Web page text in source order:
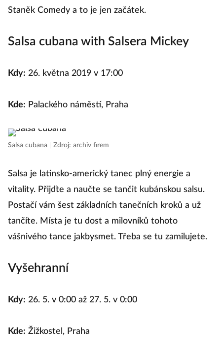
Staněk Comedy a to je jen začátek.
Salsa cubana with Salsera Mickey
Kdy: 26. května 2019 v 17:00
Kde: Palackého náměstí, Praha
Salsa cubana Zdroj: archiv firem
Salsa je latinsko-americký tanec plný energie a
vitality. Přijďte a naučte se tančit kubánskou salsu.
Postačí vám šest základních tanečních kroků a už
tančíte. Místa je tu dost a milovníků tohoto
vášnivého tance jakbysmet. Třeba se tu zamilujete.
Vyšehranní
Kdy: 26. 5. v 0:00 až 27. 5. v 0:00
Kde: Žižkostel, Praha